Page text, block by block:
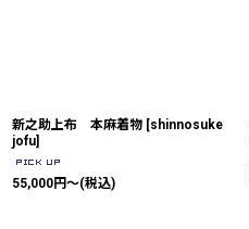
新之助上布 本麻着物 [shinnosuke
jofu]
55,000円～(税込)